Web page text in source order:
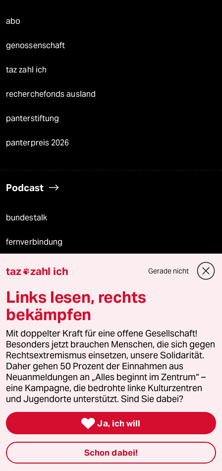
abo
genossenschaft
taz zahl ich
recherchefonds ausland
panterstiftung
panterpreis 2026
Podcast
bundestalk
fernverbindung
klima update°
Mauerecho
Freie Rede
reingehen
Newsletter
team zukunft
taz zahl ich
taz zahl ich Gerade nicht
Links lesen, rechts
bekämpfen
Mit doppelter Kraft für eine offene Gesellschaft!
Besonders jetzt brauchen Menschen, die sich gegen
Rechtsextremismus einsetzen, unsere Solidarität.
Daher gehen 50 Prozent der Einnahmen aus
Neuanmeldungen an „Alles beginnt im Zentrum“ –
eine Kampagne, die bedrohte linke Kulturzentren
und Jugendorte unterstützt. Sind Sie dabei?
 Ja, ich will
Schon dabei!